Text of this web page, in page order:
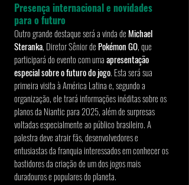
Presença internacional e novidades
para o futuro
Outro grande destaque será a vinda de Michael
Steranka, Diretor Sênior de Pokémon GO, que
participará do evento com uma apresentação
especial sobre o futuro do jogo. Esta será sua
primeira visita à América Latina e, segundo a
organização, ele trará informações inéditas sobre os
planos da Niantic para 2025, além de surpresas
voltadas especialmente ao público brasileiro. A
palestra deve atrair fãs, desenvolvedores e
entusiastas da franquia interessados em conhecer os
bastidores da criação de um dos jogos mais
duradouros e populares do planeta.